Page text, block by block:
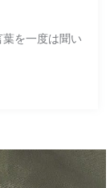
を一度は聞い